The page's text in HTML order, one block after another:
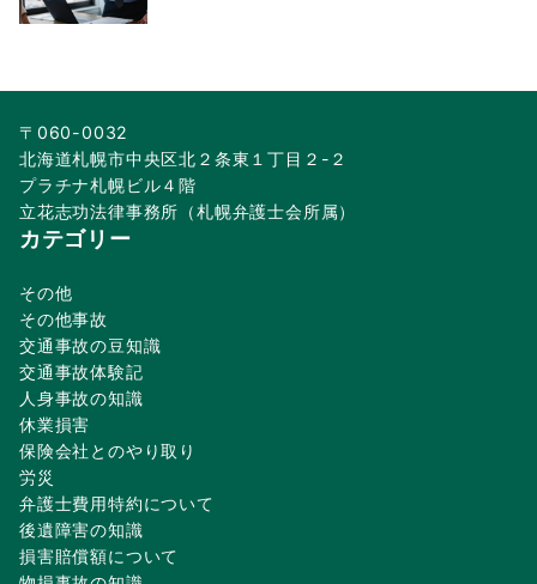
〒060-0032
北海道札幌市中央区北２条東１丁目２-２
プラチナ札幌ビル４階
立花志功法律事務所（札幌弁護士会所属）
カテゴリー
その他
その他事故
交通事故の豆知識
交通事故体験記
人身事故の知識
休業損害
保険会社とのやり取り
労災
弁護士費用特約について
後遺障害の知識
損害賠償額について